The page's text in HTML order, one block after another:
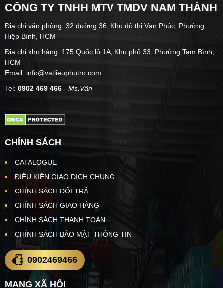
CÔNG TY TNHH MTV TMDV NAM THÀNH
Địa chỉ văn phòng: 32 đường 36, Khu đô thị Vạn Phúc, Phường
Hiệp Bình, HCM
Địa chỉ kho hàng: 175 Quốc lộ 1A, Khu phố 33, Phường Tam Bình,
HCM
Email: info@vatlieuphutro.com
Tel: 0902 469 466 - Ms.Vân
CHÍNH SÁCH
CATALOGUE
ĐIỀU KIỆN GIAO DỊCH CHUNG
CHÍNH SÁCH ĐỔI TRẢ
CHÍNH SÁCH GIAO HÀNG
CHÍNH SÁCH THANH TOÁN
CHÍNH SÁCH BẢO MẬT THÔNG TIN
0902469466
MẠNG XÃ HỘI